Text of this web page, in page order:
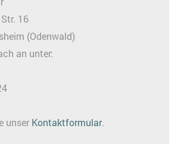
16
(Odenwald)
an unter:
unserKontaktformular.